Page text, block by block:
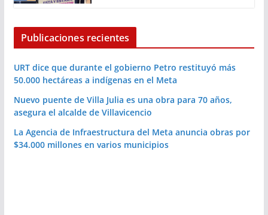
Publicaciones recientes
URT dice que durante el gobierno Petro restituyó más
50.000 hectáreas a indígenas en el Meta
Nuevo puente de Villa Julia es una obra para 70 años,
asegura el alcalde de Villavicencio
La Agencia de Infraestructura del Meta anuncia obras por
$34.000 millones en varios municipios